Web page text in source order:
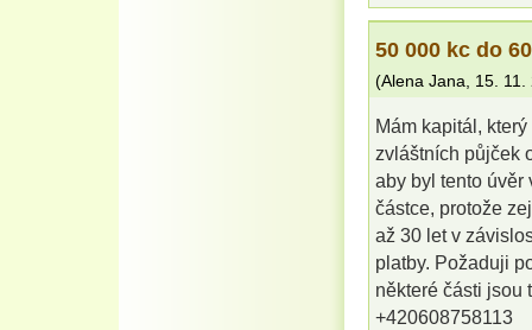
50 000 kc do
(Alena Jana 15. 11.
Mám kapitál,
zvláštních půjček
aby byl tento úvěr
částce, protože
až 30 let v
platby. Požaduji
některé části jsou
+420608758113